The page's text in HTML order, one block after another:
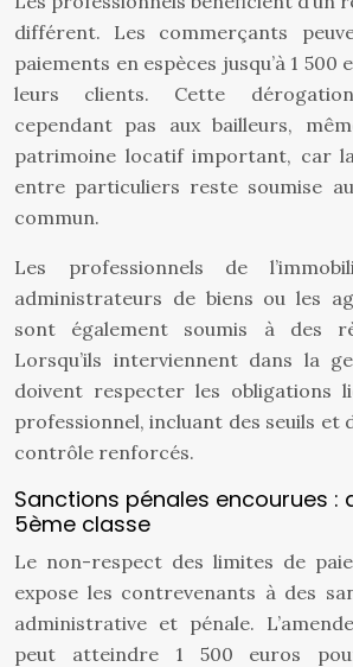
différent. Les commerçants
paiements en espèces jusqu’à 1 500
leurs clients. Cette
cependant pas aux bailleurs,
patrimoine locatif important, car
entre particuliers reste soumise
commun.
Les professionnels de
administrateurs de biens ou les
sont également soumis à des
Lorsqu’ils interviennent dans la
doivent respecter les obligations
professionnel, incluant des seuils et
contrôle renforcés.
Sanctions pénales encourues :
5ème classe
Le non-respect des limites de
expose les contrevenants à des
administrative et pénale.
peut atteindre 1 500 euros